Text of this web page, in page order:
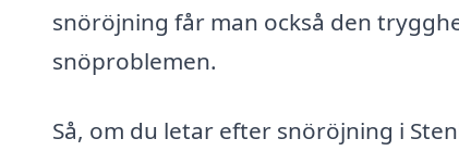
snöröjning får man också den
snöproblemen.
Så, om du letar efter snöröjning i